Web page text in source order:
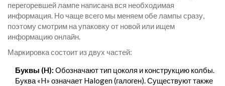
перегоревшей лампе написана вся необходимая
информация. Но чаще всего мы меняем обе лампы сразу,
поэтому смотрим на упаковку от новой или ищем
информацию онлайн.
Маркировка состоит из двух частей:
Буквы (H): Обозначают тип цоколя и конструкцию колбы.
Буква «H» означает Halogen (галоген). Существуют также